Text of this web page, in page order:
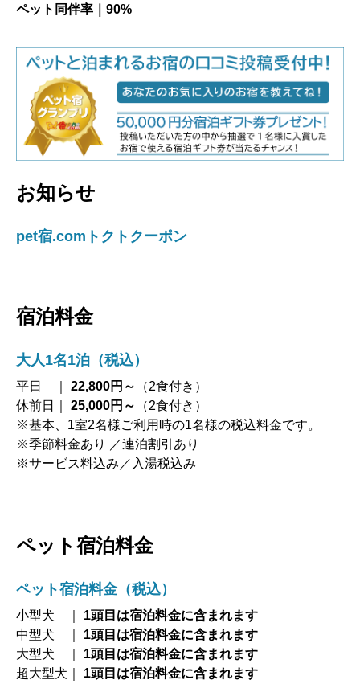
ペット同伴率｜90%
お知らせ
pet宿.comトクトクーポン
宿泊料金
大人1名1泊（税込）
平日 ｜ 22,800円～
（2食付き）
休前日｜
25,000円～
（2食付き）
※基本、1室2名様ご利用時の1名様の税込料金です。
※季節料金あり ／連泊割引あり
※サービス料込み／入湯税込み
ペット宿泊料金
ペット宿泊料金（税込）
小型犬 ｜ 1頭目は宿泊料金に含まれます
中型犬 ｜ 1頭目は宿泊料金に含まれます
大型犬 ｜ 1頭目は宿泊料金に含まれます
超大型犬｜ 1頭目は宿泊料金に含まれます